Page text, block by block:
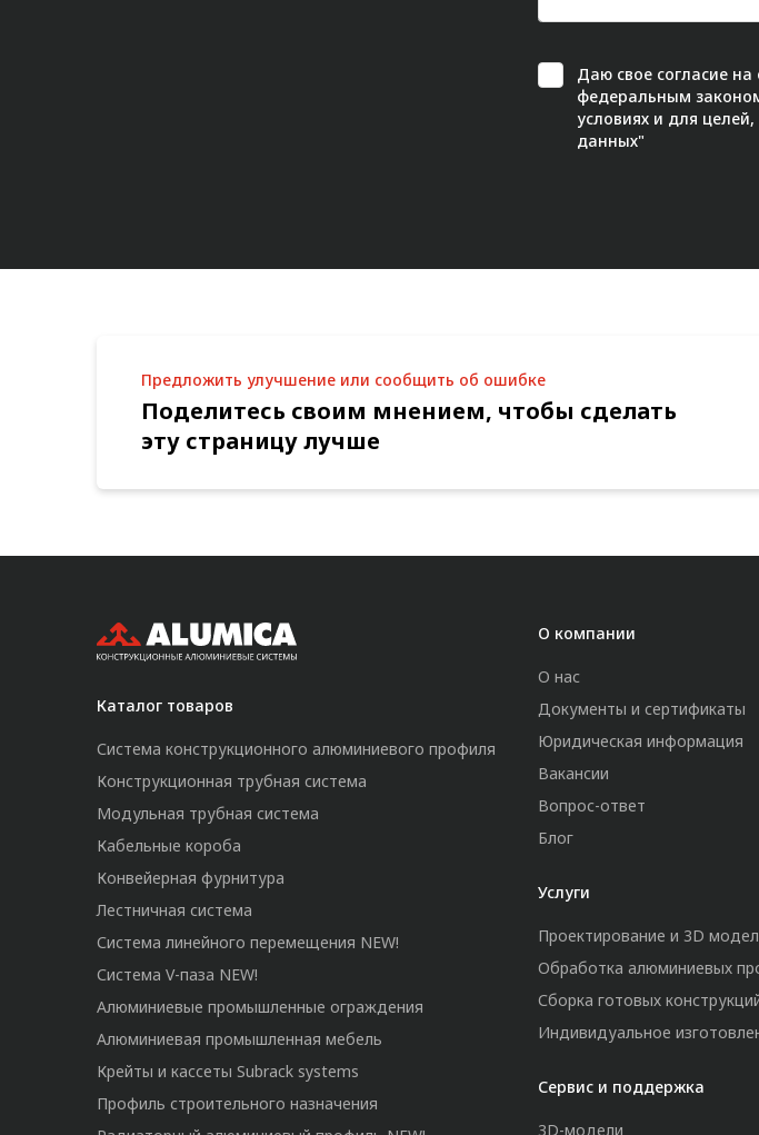
Даю свое согласие на
федеральным
условиях и для
данных"
Предложить улучшение или сообщить об ошибке
Поделитесь своим мнением, чтобы сделать
эту страницу лучше
Каталог товаров
Система конструкционного алюминиевого профиля
Конструкционная трубная система
Модульная трубная система
Кабельные короба
Конвейерная фурнитура
Лестничная система
Система линейного перемещения NEW!
Система V-паза NEW!
Алюминиевые промышленные ограждения
Алюминиевая промышленная мебель
Крейты и кассеты Subrack systems
Профиль строительного назначения
О компании
О нас
Документы и сертификаты
Юридическая информация
Вакансии
Вопрос-ответ
Блог
Услуги
Проектирование и 3D
Обработка алюминиевых
Сборка готовых
Индивидуальное
Сервис и поддержка
3D-модели